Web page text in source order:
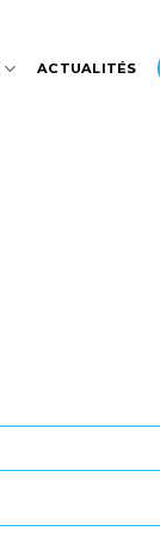
ACTUALITÉS